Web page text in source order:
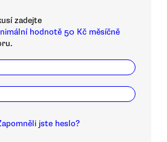
zadejte
hodnotě 50 Kč měsíčně
jste heslo?